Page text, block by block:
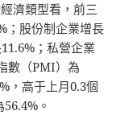
濟類型看，前三
；股份制企業增長
；私營企業
數（PMI）為
，高于上月0.3個
。